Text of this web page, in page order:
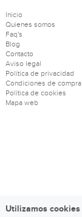
Inicio
Quienes somos
Faq's
Blog
Contacto
Aviso legal
Política de privacidad
Condiciones de compra
Política de cookies
Mapa web
Utilizamos cookies